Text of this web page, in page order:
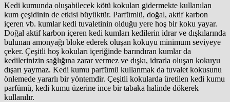
Kedi kumunda oluşabilecek kötü kokuları gidermekte kullanılan
kum çeşidinin de etkisi büyüktür. Parfümlü, doğal, aktif karbon
içeren vb. kumlar kedi tuvaletinin olduğu yere hoş bir koku yayar.
Doğal aktif karbon içeren kedi kumları kedilerin idrar ve dışkılarında
bulunan amonyağı bloke ederek oluşan kokuyu minimum seviyeye
çeker. Çeşitli hoş kokuları içeriğinde barındıran kumlar da
kedilerinizin sağlığına zarar vermez ve dışkı, idrarla oluşan kokuyu
dışarı yaymaz. Kedi kumu parfümü kullanmak da tuvalet kokusunu
önlemede yararlı bir yöntemdir. Çeşitli kokularda üretilen kedi kumu
parfümü, kedi kumu üzerine ince bir tabaka halinde dökerek
kullanılır.